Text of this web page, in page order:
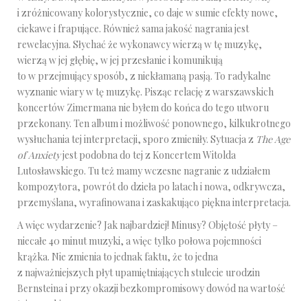
i zróżnicowany kolorystycznie, co daje w sumie efekty nowe,
ciekawe i frapujące. Również sama jakość nagrania jest
rewelacyjna. Słychać że wykonawcy wierzą w tę muzykę,
wierzą w jej głębię, w jej przesłanie i komunikują
to w przejmujący sposób, z niekłamaną pasją. To radykalne
wyznanie wiary w tę muzykę. Pisząc relację z warszawskich
koncertów Zimermana nie byłem do końca do tego utworu
przekonany. Ten album i możliwość ponownego, kilkukrotnego
wysłuchania tej interpretacji, sporo zmieniły. Sytuacja z The Age
of Anxietyjest podobna do tej z Koncertem Witolda
Lutosławskiego. Tu też mamy wczesne nagranie z udziałem
kompozytora, powrót do dzieła po latach i nowa, odkrywcza,
przemyślana, wyrafinowana i zaskakująco piękna interpretacja.
A więc wydarzenie? Jak najbardziej! Minusy? Objętość płyty –
niecałe 40 minut muzyki, a więc tylko połowa pojemności
krążka. Nie zmienia to jednak faktu, że to jedna
z najważniejszych płyt upamiętniających stulecie urodzin
Bernsteina i przy okazji bezkompromisowy dowód na wartość